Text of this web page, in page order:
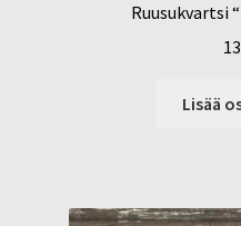
Ruusukvartsi
Lisää